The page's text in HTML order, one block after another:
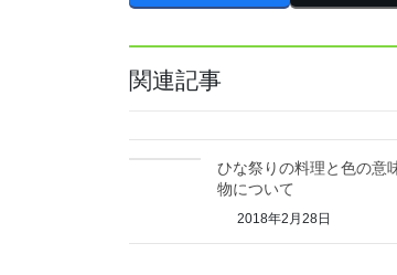
関連記事
ひな祭りの料理と色の意
物について
2018年2月28日